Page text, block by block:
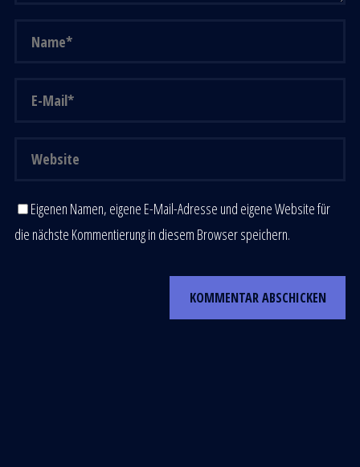
Eigenen Namen, eigene E-Mail-Adresse und eigene Website für
die nächste Kommentierung in diesem Browser speichern.